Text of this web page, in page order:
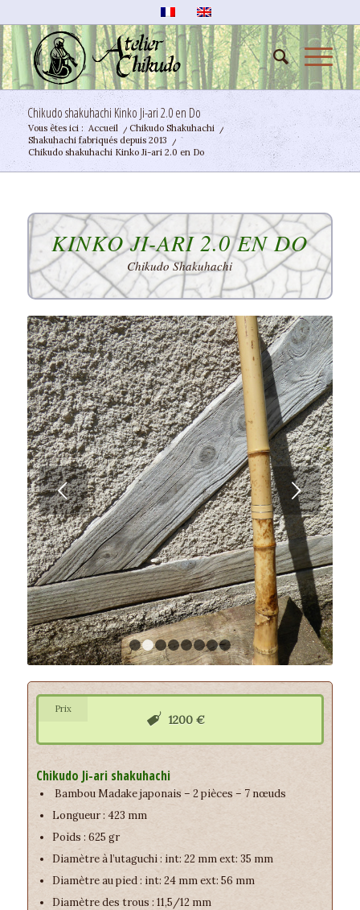
Chikudo shakuhachi Kinko Ji-ari 2.0 en Do
Vous êtes ici : Accueil / Chikudo Shakuhachi
/
Shakuhachi fabriqués depuis 2013
/
Chikudo shakuhachi Kinko Ji-ari 2.0 en Do
KINKO JI-ARI 2.0 EN DO
Chikudo Shakuhachi
Suivant
1 2 3 4 5 7 8
Prix
1200 €
Chikudo Ji-ari shakuhachi
Bambou Madake japonais – 2 pièces – 7 nœuds
Longueur : 423 mm
Poids : 625 gr
Diamètre à l’utaguchi : int: 22 mm ext: 35 mm
Diamètre au pied : int: 24 mm ext: 56 mm
Diamètre des trous : 11,5/12 mm